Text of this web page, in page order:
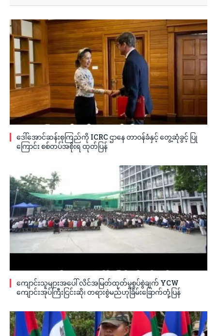
ဒေါ်အောင်ဆန်းစုကြည်ကို ICRC ဌာနေ တာဝန်ခံနှင့် တွေ့ဆုံခွင့် ပြု
ကြောင်း စစ်တပ်အစိုးရ ထုတ်ပြန်
ကျောင်းသူများအပေါ် လိင်အမြတ်ထုတ်မှုစွပ်စွဲချက် YCW
ကျောင်းအုပ်ကြီးငြင်းဆို၊ တရားစွဲမည်ဟုခြိမ်းခြောက်တုံ့ပြန်